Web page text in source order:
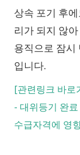
상속 포기 후
리가 되지 않
용직으로 잠시
입니다.
[관련링크 바로
- 대위등기 완
수급자격에 영